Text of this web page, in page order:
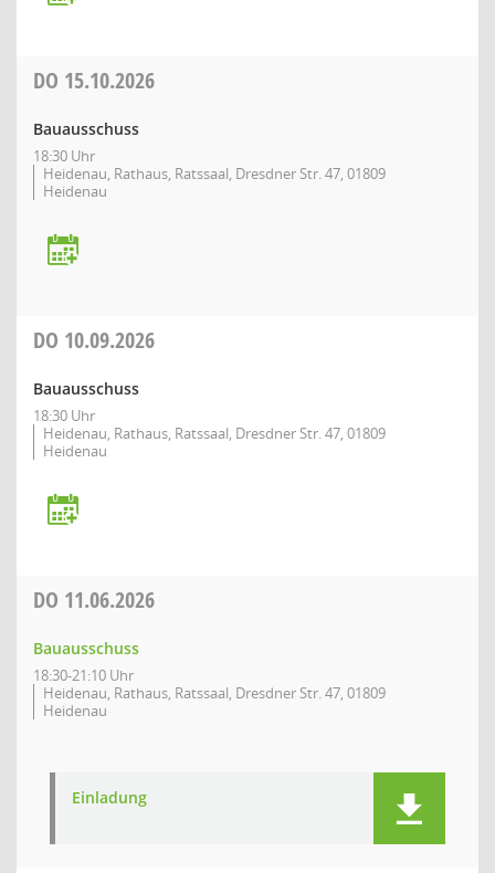
DO 15.10.2026
Bauausschuss
18:30 Uhr
Heidenau, Rathaus, Ratssaal, Dresdner Str. 47, 01809
Heidenau
DO 10.09.2026
Bauausschuss
18:30 Uhr
Heidenau, Rathaus, Ratssaal, Dresdner Str. 47, 01809
Heidenau
DO 11.06.2026
Bauausschuss
18:30-21:10 Uhr
Heidenau, Rathaus, Ratssaal, Dresdner Str. 47, 01809
Heidenau
Einladung